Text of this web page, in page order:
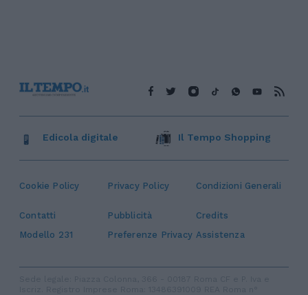
Cookie Policy Privacy Policy Condizioni Generali
Contatti Pubblicità
Credits
Modello 231
Preferenze Privacy Assistenza
Edicola digitale Il Tempo Shopping